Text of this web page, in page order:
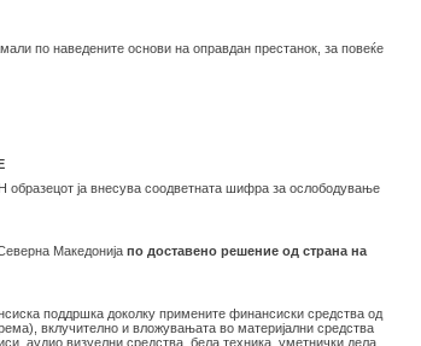
по наведените основи на оправдан престанок, за повеќе
образецот ја внесува соодветната шифра за ослободување
Македонија по доставено решение од страна на
поддршка доколку примените финансиски средства од
вклучително и вложувањата во материјални средства
аудио визуелни средства, бела техника, уметнички дела